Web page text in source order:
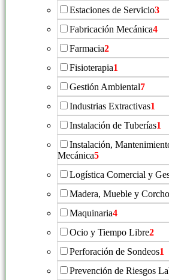
Estaciones de Servicio3
Fabricación Mecánica4
Farmacia2
Fisioterapia1
Gestión Ambiental7
Industrias Extractivas1
Instalación de Tuberías1
Instalación,
Mecánica5
Logística Comercial y
Madera, Mueble y Corcho
Maquinaria4
Ocio y Tiempo Libre2
Perforación de Sondeos1
Prevención de Riesgos